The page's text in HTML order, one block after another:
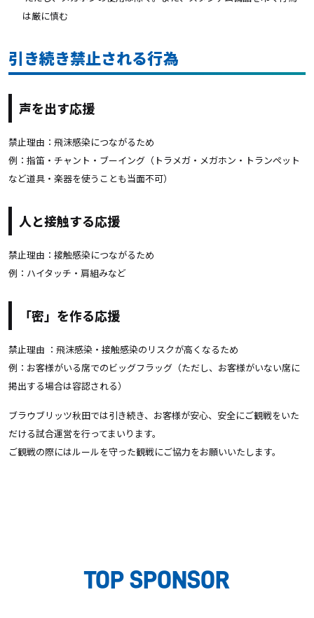
は厳に慎む
引き続き禁止される行為
声を出す応援
禁止理由：飛沫感染につながるため
例：指笛・チャント・ブーイング（トラメガ・メガホン・トランペット
など道具・楽器を使うことも当面不可）
人と接触する応援
禁止理由：接触感染につながるため
例：ハイタッチ・肩組みなど
「密」を作る応援
禁止理由 ：飛沫感染・接触感染のリスクが高くなるため
例：お客様がいる席でのビッグフラッグ（ただし、お客様がいない席に
掲出する場合は容認される）
ブラウブリッツ秋田では引き続き、お客様が安心、安全にご観戦をいた
だける試合運営を行ってまいります。
ご観戦の際にはルールを守った観戦にご協力をお願いいたします。
TOP SPONSOR